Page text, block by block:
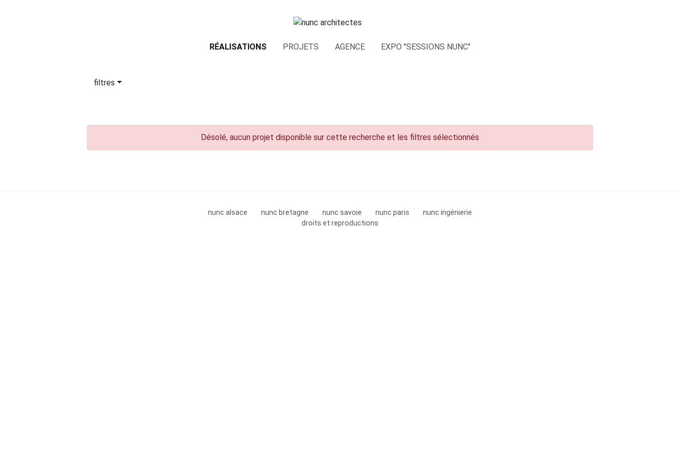
RÉALISATIONS PROJETS AGENCE EXPO "SESSIONS NUNC"
filtres
Désolé, aucun projet disponible sur cette recherche et les filtres sélectionnés
nunc alsace nunc bretagne nunc savoie nunc paris
nunc ingénierie
droits et reproductions